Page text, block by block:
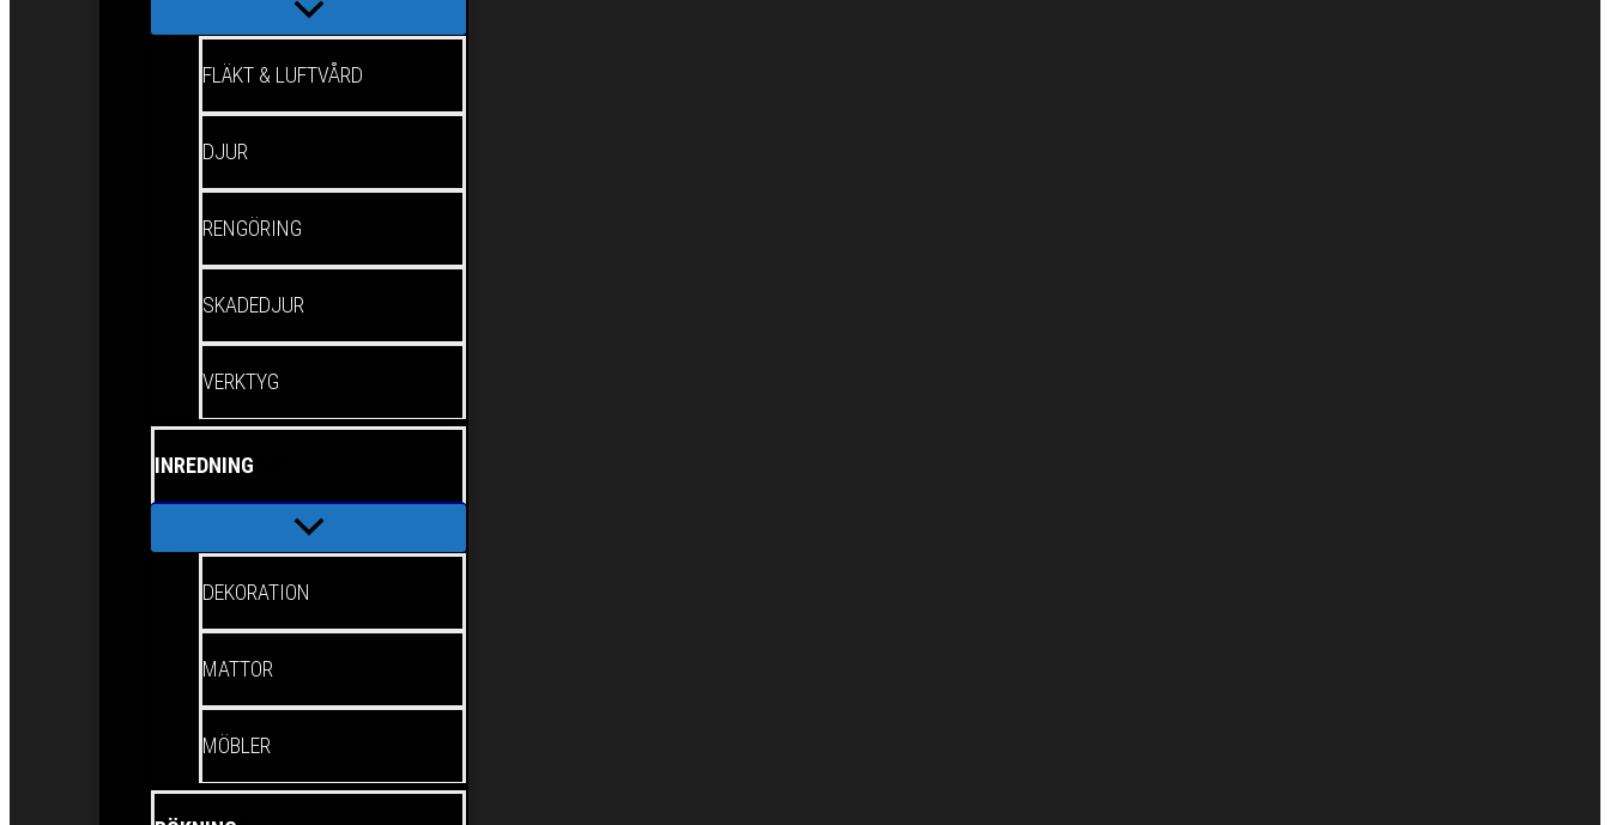
FLÄKT & LUFTVÅRD
DJUR
RENGÖRING
SKADEDJUR
VERKTYG
INREDNING
DEKORATION
MATTOR
MÖBLER